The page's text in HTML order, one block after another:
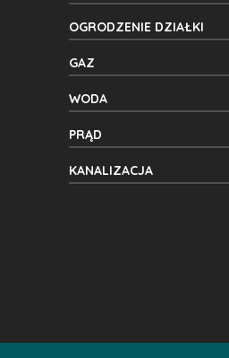
OGRODZENIE DZIAŁKI
GAZ
WODA
PRĄD
KANALIZACJA